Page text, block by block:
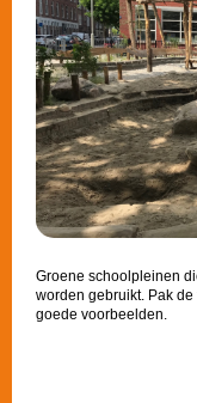
Groene schoolpleinen
worden gebruikt. Pak
goede voorbeelden.